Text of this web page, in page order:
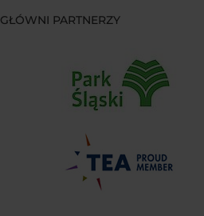
GŁÓWNI PARTNERZY